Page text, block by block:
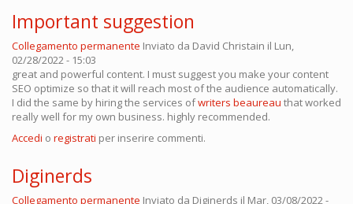
Important suggestion
Collegamento permanente Inviato da David Christain il Lun,
02/28/2022 - 15:03
great and powerful content. I must suggest you make your content
SEO optimize so that it will reach most of the audience automatically.
I did the same by hiring the services ofwriters beaureau that worked
really well for my own business. highly recommended.
Accedi o registrati per inserire commenti.
Diginerds
Collegamento permanente Inviato da Diginerds il Mar, 03/08/2022 -